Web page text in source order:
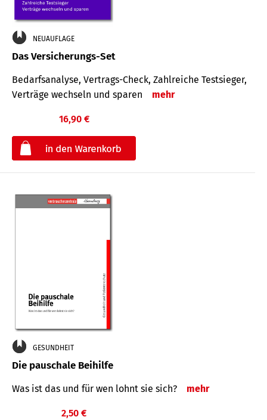
NEUAUFLAGE
Das Versicherungs-Set
Bedarfsanalyse, Vertrags-Check, Zahlreiche Testsieger,
Verträge wechseln und sparen
mehr
16,90 €
GESUNDHEIT
Die pauschale Beihilfe
Was ist das und für wen lohnt sie sich? mehr
2,50 €